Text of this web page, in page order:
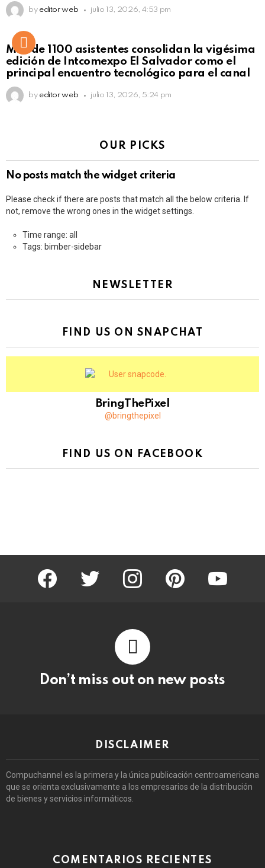
by editor web julio 13, 2026, 4:53 pm
Más de 1100 asistentes consolidan la vigésima
edición de Intcomexpo El Salvador como el
principal encuentro tecnológico para el canal
by editor web julio 13, 2026, 5:24 pm
OUR PICKS
No posts match the widget criteria
Please check if there are posts that match all the below criteria. If
not, remove the wrong ones in the widget settings.
Time range: all
Tags: bimber-sidebar
NEWSLETTER
FIND US ON SNAPCHAT
BringThePixel
@bringthepixel
FIND US ON FACEBOOK
facebook twitter instagram pinterest youtube
Don’t miss out on new posts
DISCLAIMER
Compuchannel es la primera y la única publicación centroamericana
que se orienta exclusivamente a los empresarios de la distribución
de bienes y servicios informáticos.
COMENTARIOS RECIENTES